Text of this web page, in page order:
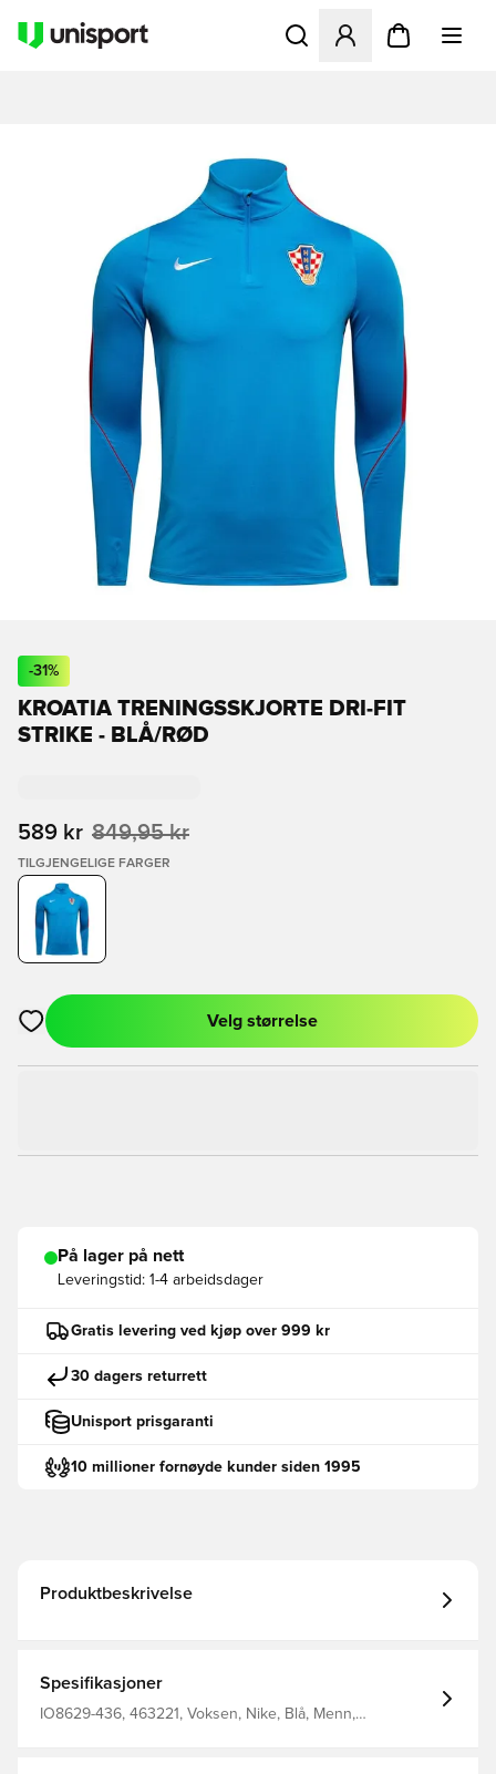
Åpner en Modal for å
-31%
KROATIA TRENINGSSKJORTE DRI-FIT
STRIKE - BLÅ/RØD
589 kr 849,95 kr
TILGJENGELIGE FARGER
Åpner en Modal for å logge inn eller registrere deg som
Velg størrelse
På lager på nett
Leveringstid: 1-4 arbeidsdager
Gratis levering ved kjøp over 999 kr
30 dagers returrett
Unisport prisgaranti
10 millioner fornøyde kunder siden 1995
Produktbeskrivelse
Spesifikasjoner
IO8629-436, 463221, Voksen, Nike, Blå, Menn,